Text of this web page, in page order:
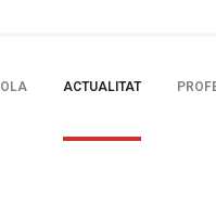
ACTUALITAT